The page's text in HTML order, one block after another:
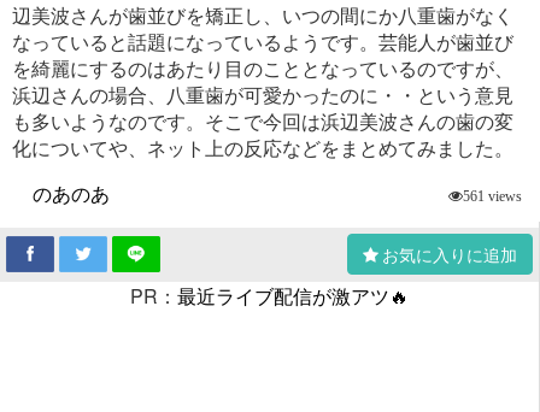
辺美波さんが歯並びを矯正し、いつの間にか八重歯がなく
なっていると話題になっているようです。芸能人が歯並び
を綺麗にするのはあたり目のこととなっているのですが、
浜辺さんの場合、八重歯が可愛かったのに・・という意見
も多いようなのです。そこで今回は浜辺美波さんの歯の変
化についてや、ネット上の反応などをまとめてみました。
のあのあ
561 views
お気に入りに追加
PR： 最近ライブ配信が激アツ🔥